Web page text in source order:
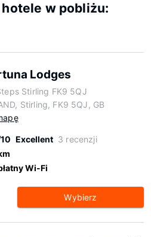
w pobliżu:
Lodges
Stirling FK9 5QJ
Stirling, FK9 5QJ, GB
Excellent 3 recenzji
Wi-Fi
Wybierz